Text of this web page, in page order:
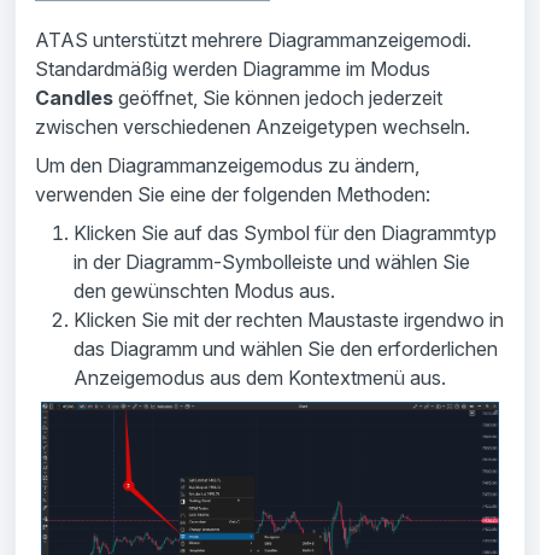
ATAS unterstützt mehrere Diagrammanzeigemodi.
Standardmäßig werden Diagramme im Modus
Candles geöffnet, Sie können jedoch jederzeit
zwischen verschiedenen Anzeigetypen wechseln.
Um den Diagrammanzeigemodus zu ändern,
verwenden Sie eine der folgenden Methoden:
Klicken Sie auf das Symbol für den Diagrammtyp
in der Diagramm-Symbolleiste und wählen Sie
den gewünschten Modus aus.
Klicken Sie mit der rechten Maustaste irgendwo in
das Diagramm und wählen Sie den erforderlichen
Anzeigemodus aus dem Kontextmenü aus.